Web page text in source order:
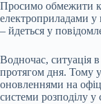
Просимо обмежити
електроприладами у
– йдеться у
Водночас, ситуація
протягом дня. Тому
оновленнями на
системи розподілу у